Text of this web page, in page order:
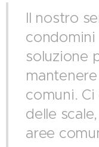
Il nostro
soluzione
comuni.
delle
aree